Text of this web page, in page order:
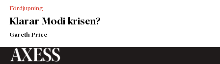
Fördjupning
Klarar Modi krisen?
Gareth Price